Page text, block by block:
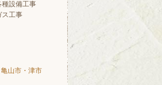
種設備工事
ス工事
山市・津市